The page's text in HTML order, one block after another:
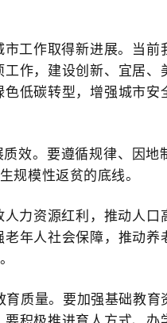
工作取得新进展。当前
作，建设创新、宜居、
低碳转型，增强城市安
效。要遵循规律、因地
规模性返贫的底线。
力资源红利，推动人口
年人社会保障，推动养
质量。要加强基础教育